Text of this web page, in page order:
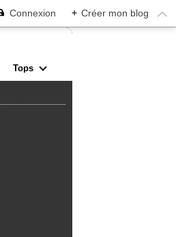
Connexion + Créer mon blog
Tops